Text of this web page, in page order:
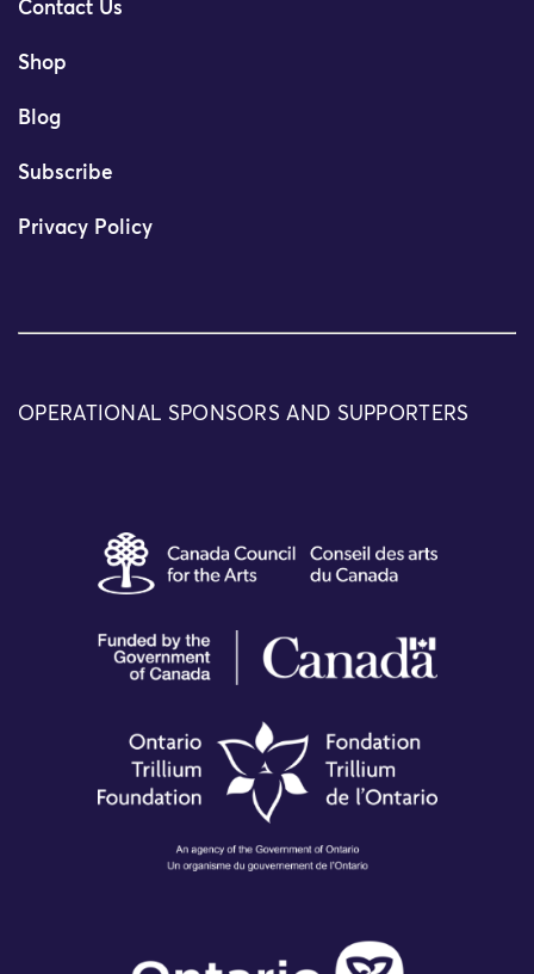
Contact Us
Shop
Blog
Subscribe
Privacy Policy
OPERATIONAL SPONSORS AND SUPPORTERS